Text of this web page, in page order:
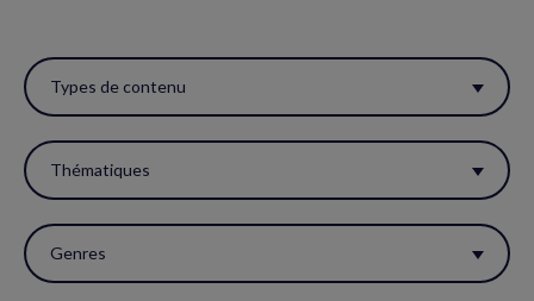
ces
filtres
pour
réactualiser
la
page.
Types de contenu
Thématiques
Genres